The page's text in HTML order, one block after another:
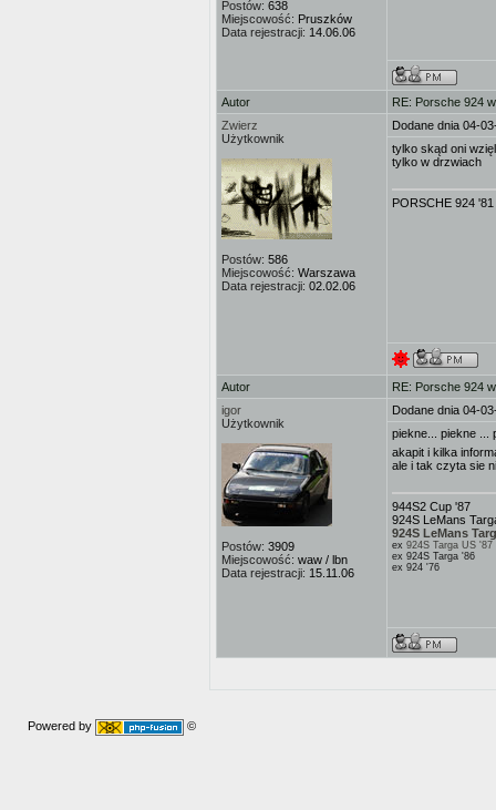
Postów: 638
Miejscowość: Pruszków
Data rejestracji: 14.06.06
Autor
RE: Porsche 924
Zwierz
Użytkownik
Postów: 586
Miejscowość: Warszawa
Data rejestracji: 02.02.06
Dodane dnia 04-
tylko skąd oni
tylko w drzwiach
PORSCHE 924
Autor
RE: Porsche 924
igor
Użytkownik
Postów: 3909
Miejscowość: waw / lbn
Data rejestracji: 15.11.06
Dodane dnia 04-
piekne... piekne ...
akapit i kilka
ale i tak czyta sie
944S2 Cup '87
924S LeMans
924S LeMans
ex 924S Targa US '87
ex 924S Targa '86
ex 924 '76
Powered by ©